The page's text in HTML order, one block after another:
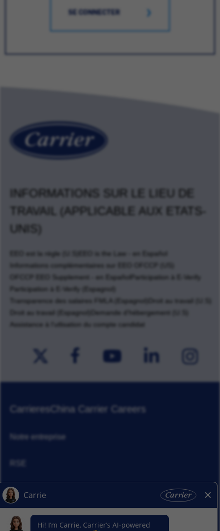
SE CONNECTER
INFORMATIONS SUR LE LIEU DE
TRAVAIL (APPLICABLE AUX ETATS-
UNIS)
EEO est la règle (U.S)
EEO is the Law - en Español
Informations complémentaires sur EEO OFCCP (US)
OFCCP EEO Supplement - en Español
Participation à E-Verify
Participation à E-Verify (Espagnol)
Transparence des salaires FMLA (Espagnol)
Droit au travail (U.S)
Droit au travail (Espagnol)
Demande d'hébergement (U.S)
Assistance à l'utlisation du compte candidat
CarrieresChina Carrier Careers
Notre entreprise
Actualités
Nos activitiés